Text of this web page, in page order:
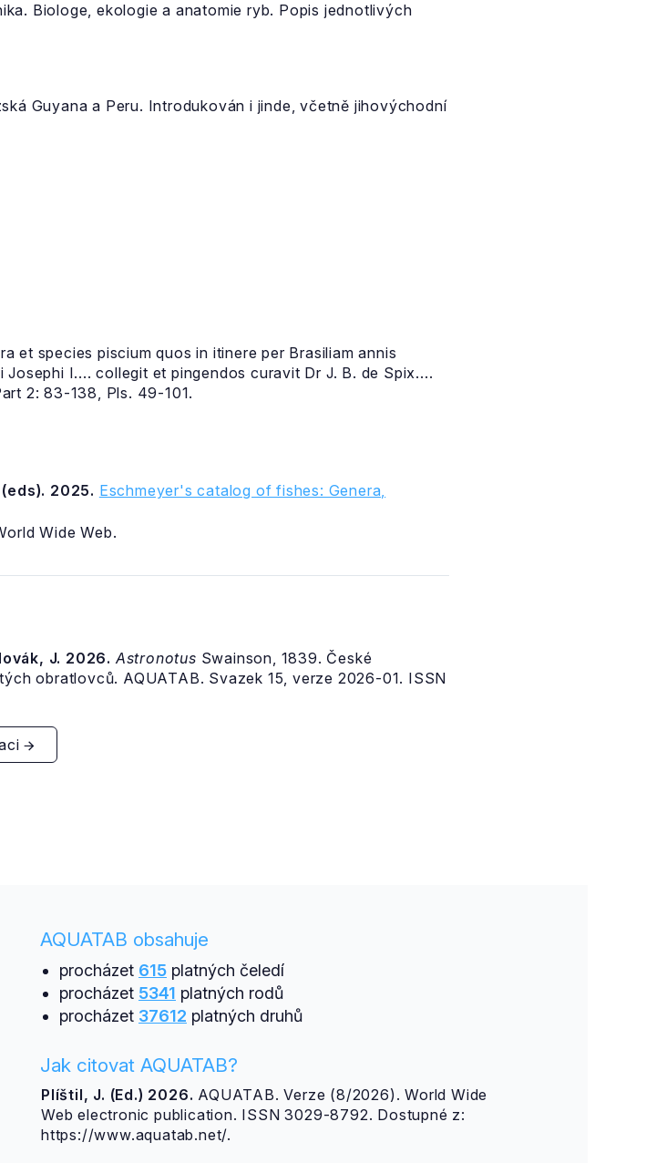
Biologe, ekologie a anatomie ryb. Popis jednotlivých
Guyana a Peru. Introdukován i jinde, včetně jihovýchodní
et species piscium quos in itinere per Brasiliam annis
I.... collegit et pingendos curavit Dr J. B. de Spix....
2: 83-138, Pls. 49-101.
2025. Eschmeyer's catalog of fishes: Genera,
Wide Web.
J. 2026. Astronotus Swainson, 1839. České
obratlovců. AQUATAB. Svazek 15, verze 2026-01. ISSN
AQUATAB obsahuje
procházet 615platných čeledí
procházet 5341 platných rodů
procházet 37612 platných druhů
Jak citovat AQUATAB?
Plíštil, J. (Ed.) 2026. AQUATAB. Verze (8/2026). World Wide
Web electronic publication. ISSN 3029-8792. Dostupné z:
https://www.aquatab.net/.